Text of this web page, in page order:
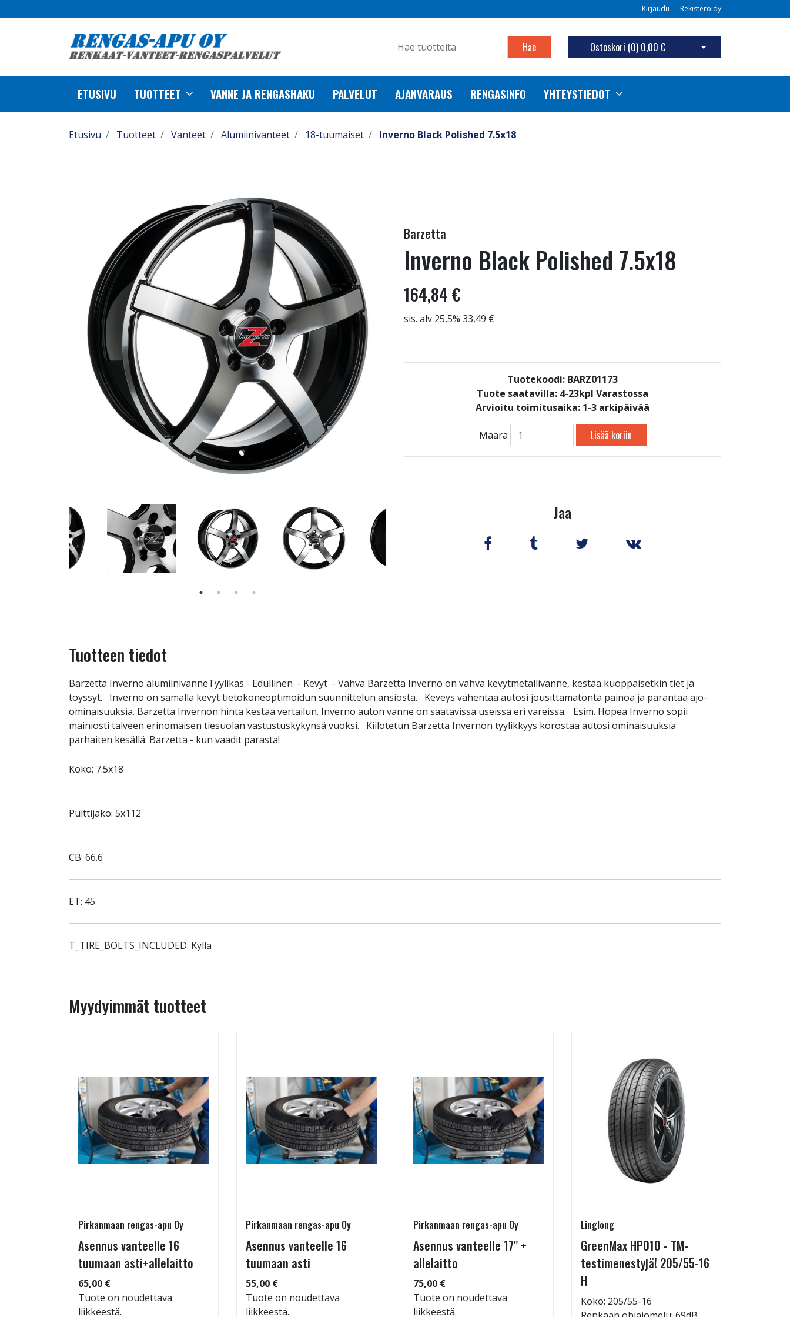
Kirjaudu Rekisteröidy
Hae Ostoskori (0) 0,00 € Avaa ostoskori
ETUSIVU TUOTTEET VANNE JA RENGASHAKU PALVELUT AJANVARAUS RENGASINFO YHTEYSTIEDOT
Etusivu Tuotteet Vanteet Alumiinivanteet 18-tuumaiset Inverno Black Polished 7.5x18
Barzetta
Inverno Black Polished 7.5x18
164,84 €
sis. alv 25,5% 33,49 €
Tuotekoodi: BARZ01173
Tuote saatavilla: 4-23kpl Varastossa
Arvioitu toimitusaika: 1-3 arkipäivää
Määrä Lisää koriin
Jaa
Tuotteen tiedot
Barzetta Inverno alumiinivanneTyylikäs - Edullinen - Kevyt - Vahva Barzetta Inverno on vahva kevytmetallivanne, kestää kuoppaisetkin tiet ja
töyssyt. Inverno on samalla kevyt tietokoneoptimoidun suunnittelun ansiosta. Keveys vähentää autosi jousittamatonta painoa ja parantaa ajo-
ominaisuuksia. Barzetta Invernon hinta kestää vertailun. Inverno auton vanne on saatavissa useissa eri väreissä. Esim. Hopea Inverno sopii
mainiosti talveen erinomaisen tiesuolan vastustuskykynsä vuoksi. Kiilotetun Barzetta Invernon tyylikkyys korostaa autosi ominaisuuksia
parhaiten kesällä. Barzetta - kun vaadit parasta!
Koko: 7.5x18
Pulttijako: 5x112
CB: 66.6
ET: 45
T_TIRE_BOLTS_INCLUDED: Kyllä
Myydyimmät tuotteet
Pirkanmaan rengas-apu Oy
Asennus vanteelle 16
tuumaan asti+allelaitto
65,00 €
Tuote on noudettava
liikkeestä.
Pirkanmaan rengas-apu Oy
Asennus vanteelle 16
tuumaan asti
55,00 €
Tuote on noudettava
liikkeestä.
Pirkanmaan rengas-apu Oy
Asennus vanteelle 17" +
allelaitto
75,00 €
Tuote on noudettava
liikkeestä.
Linglong
GreenMax HP010 - TM-
testimenestyjä! 205/55-16
H
Koko: 205/55-16